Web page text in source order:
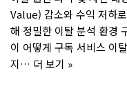
Value) 감소와 수익 저하
해 정밀한 이탈 분석 환경
이 어떻게 구독 서비스 이
지… 더 보기 »